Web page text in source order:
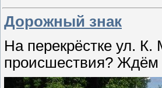
Дорожный знак
На перекрёстке ул. К.
происшествия?